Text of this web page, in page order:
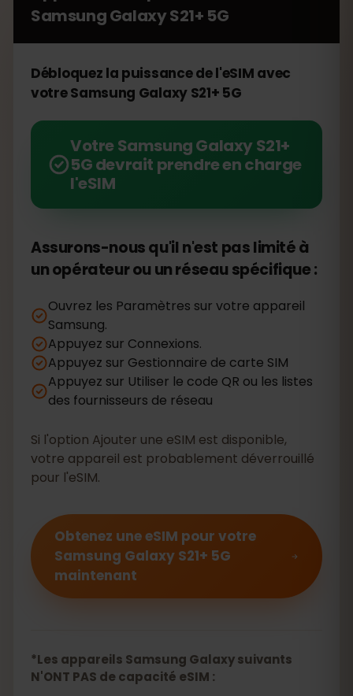
Samsung Galaxy S21+ 5G
Débloquez la puissance de l'eSIM avec
votre Samsung Galaxy S21+ 5G
Votre Samsung Galaxy S21+
5G devrait prendre en charge
l'eSIM
Assurons-nous qu'il n'est pas limité à
un opérateur ou un réseau spécifique :
Ouvrez les Paramètres sur votre appareil
Samsung.
Appuyez sur Connexions.
Appuyez sur Gestionnaire de carte SIM
Appuyez sur Utiliser le code QR ou les listes
des fournisseurs de réseau
Si l'option Ajouter une eSIM est disponible,
votre appareil est probablement déverrouillé
pour l'eSIM.
Obtenez une eSIM pour votre
Samsung Galaxy S21+ 5G
maintenant
*Les appareils Samsung Galaxy suivants
N'ONT PAS de capacité eSIM :